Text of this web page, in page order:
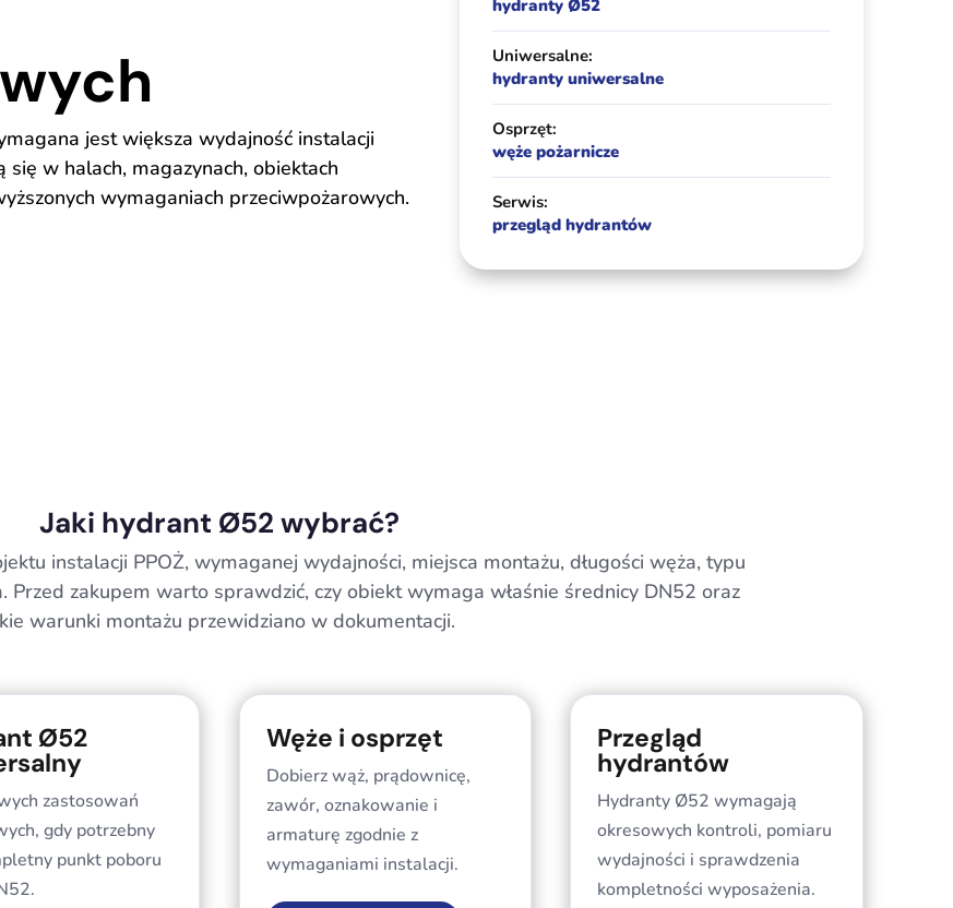
jest większa wydajność instalacji
w halach, magazynach, obiektach
wymaganiach przeciwpożarowych.
hydranty Ø52
Uniwersalne:
hydranty uniwersalne
Osprzęt:
węże pożarnicze
Serwis:
przegląd hydrantów
Jaki hydrant Ø52 wybrać?
instalacji PPOŻ, wymaganej wydajności, miejsca montażu, długości węża, typu
Przed zakupem warto sprawdzić, czy obiekt wymaga właśnie średnicy DN52 oraz
warunki montażu przewidziano w dokumentacji.
Ø52
zastosowań
gdy potrzebny
punkt poboru
Węże i osprzęt
Dobierz wąż, prądownicę,
zawór, oznakowanie i
armaturę zgodnie z
wymaganiami instalacji.
Przegląd
hydrantów
Hydranty Ø52 wymagają
okresowych kontroli, pomiaru
wydajności i sprawdzenia
kompletności wyposażenia.